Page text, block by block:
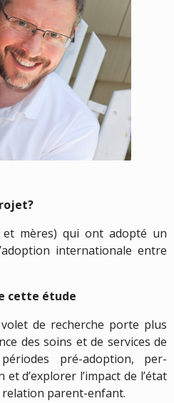
mères) qui ont adopté un
internationale entre
cette étude
de recherche porte plus
des soins et de services de
pré-adoption, per-
d’explorer l’impact de l’état
relation parent-enfant.